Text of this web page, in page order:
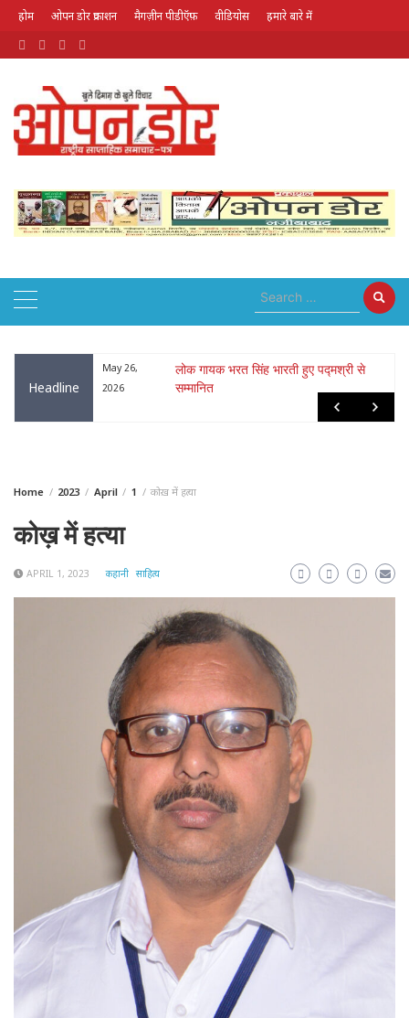
होम ओपन डोर प्रकाशन मैगज़ीन पीडीऍफ़ वीडियोस हमारे बारे में
Headline
May 26,
2026
लोक गायक भरत सिंह भारती हुए पद्मश्री से
सम्मानित
Home 2023 April 1 कोख़ में हत्या
कोख़ में हत्या
APRIL 1, 2023 कहानी साहित्य